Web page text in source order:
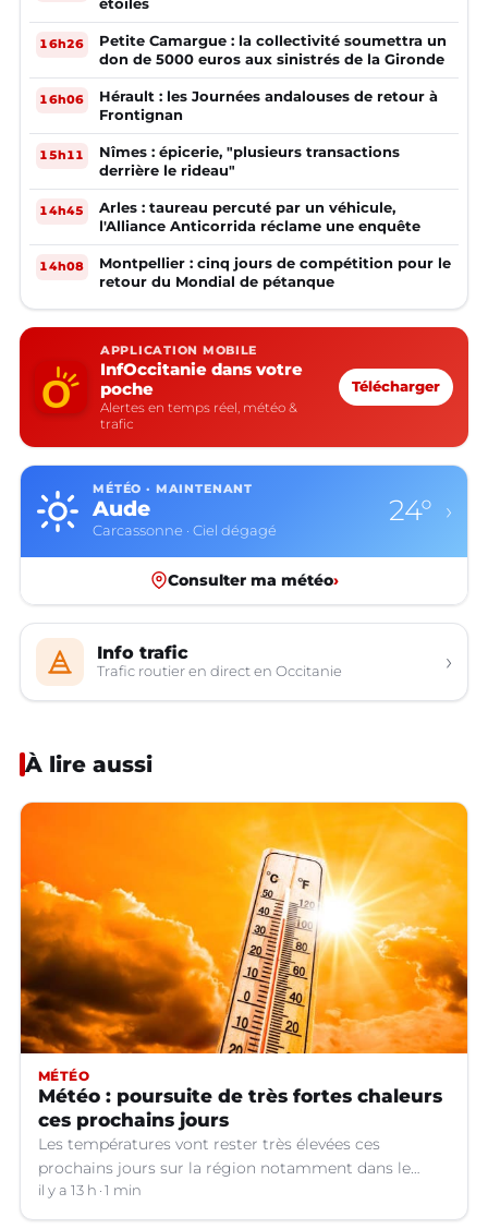
16h26
Petite Camargue : la collectivité soumettra un
don de 5000 euros aux sinistrés de la Gironde
16h06
Hérault : les Journées andalouses de retour à
Frontignan
15h11
Nîmes : épicerie, "plusieurs transactions
derrière le rideau"
14h45
Arles : taureau percuté par un véhicule,
l'Alliance Anticorrida réclame une enquête
14h08
Montpellier : cinq jours de compétition pour le
retour du Mondial de pétanque
APPLICATION MOBILE
InfOccitanie dans votre
poche
Alertes en temps réel, météo &
trafic
Télécharger
MÉTÉO · MAINTENANT
Aude
Carcassonne · Ciel dégagé
24° ›
Consulter ma météo›
Info trafic
Trafic routier en direct en Occitanie ›
À lire aussi
MÉTÉO
Météo : poursuite de très fortes chaleurs
ces prochains jours
Les températures vont rester très élevées ces
prochains jours sur la région notamment dans le
Languedoc.
il y a 13 h 1 min